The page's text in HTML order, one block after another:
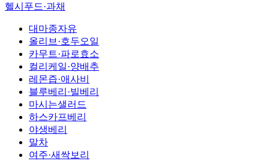
헬시푸드·과채
대마종자유
올리브·호두오일
카무트·파로효소
컬리케일·양배추
레몬즙·애사비
블루베리·빌베리
마시는샐러드
하스카프베리
야생베리
말차
여주·새싹보리